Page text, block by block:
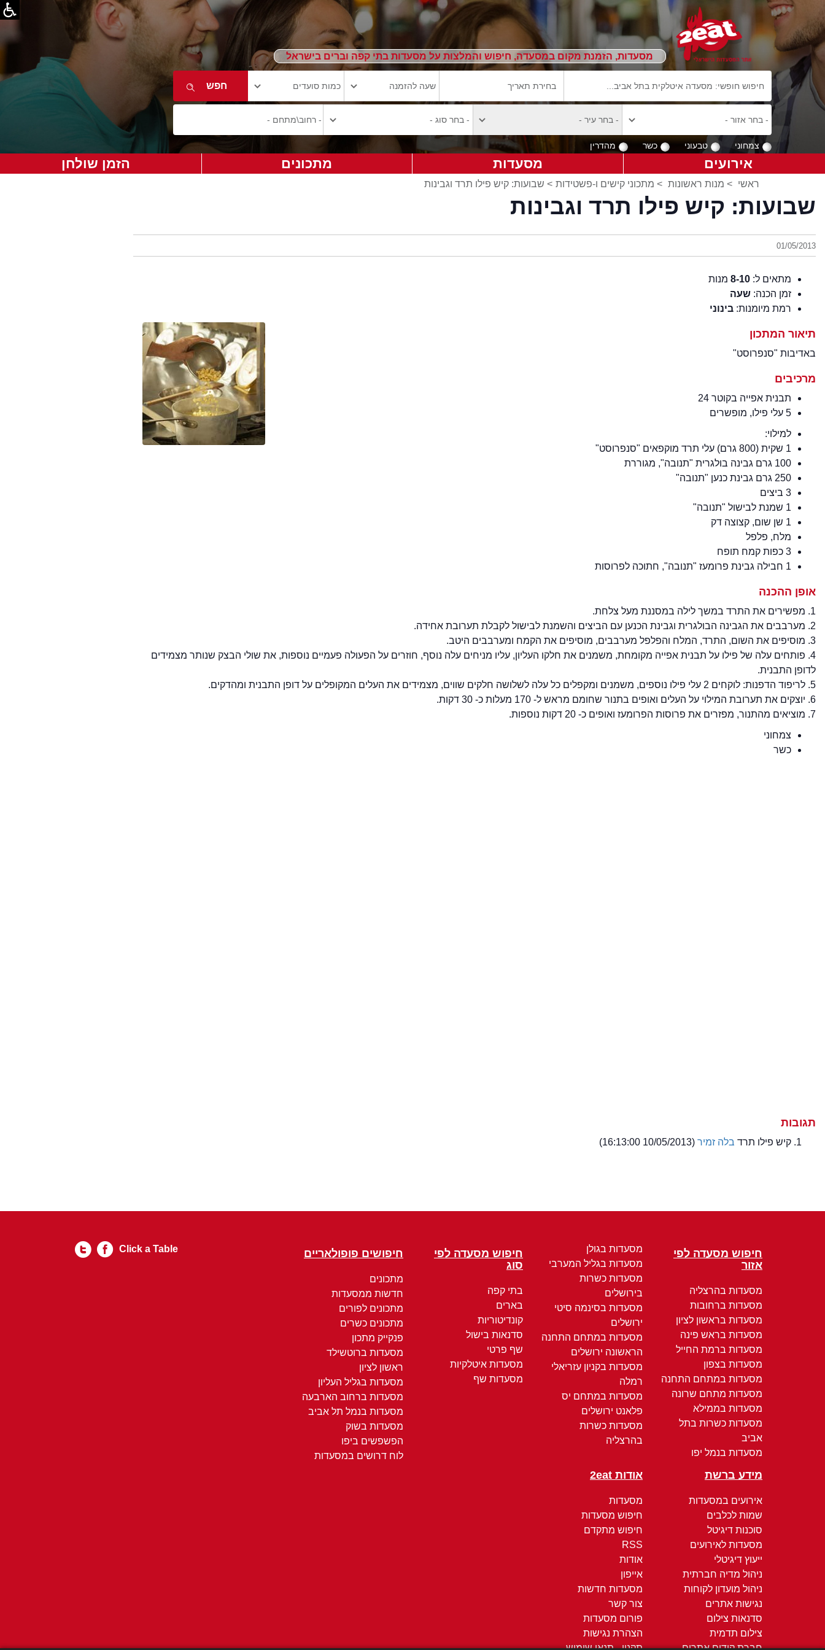
מסעדות, הזמנת מקום במסעדה, חיפוש והמלצות על מסעדות בתי קפה וברים בישראל
צמחוני טבעוני כשר מהדרין
אירועים מסעדות מתכונים הזמן שולחן
ראשי > מנות ראשונות > מתכוני קישים ו-פשטידות > שבועות: קיש פילו תרד וגבינות
שבועות: קיש פילו תרד וגבינות
01/05/2013
מתאים ל: 8-10 מנות
זמן הכנה: שעה
רמת מיומנות: בינוני
תיאור המתכון
באדיבות "סנפרוסט"
מרכיבים
תבנית אפייה בקוטר 24
5 עלי פילו, מופשרים
למילוי:
1 שקית (800 גרם) עלי תרד מוקפאים "סנפרוסט"
100 גרם גבינה בולגרית "תנובה", מגוררת
250 גרם גבינת כנען "תנובה"
3 ביצים
1 שמנת לבישול "תנובה"
1 שן שום, קצוצה דק
מלח, פלפל
3 כפות קמח תופח
1 חבילה גבינת פרומעז "תנובה", חתוכה לפרוסות
אופן ההכנה
1. מפשירים את התרד במשך לילה במסננת מעל צלחת.
2. מערבבים את הגבינה הבולגרית וגבינת הכנען עם הביצים והשמנת לבישול לקבלת תערובת אחידה.
3. מוסיפים את השום, התרד, המלח והפלפל מערבבים, מוסיפים את הקמח ומערבבים היטב.
4. פותחים עלה של פילו על תבנית אפייה מקומחת, משמנים את חלקו העליון, עליו מניחים עלה נוסף, חוזרים על הפעולה פעמיים נוספות, את שולי הבצק שנותר מצמידים
לדופן התבנית.
5. לריפוד הדפנות: לוקחים 2 עלי פילו נוספים, משמנים ומקפלים כל עלה לשלושה חלקים שווים, מצמידים את העלים המקופלים על דופן התבנית ומהדקים.
6. יוצקים את תערובת המילוי על העלים ואופים בתנור שחומם מראש ל- 170 מעלות כ- 30 דקות.
7. מוציאים מהתנור, מפזרים את פרוסות הפרומעז ואופים כ- 20 דקות נוספות.
צמחוני
כשר
תגובות
קיש פילו תרד בלה זמיר (10/05/2013 16:13:00)
חיפוש מסעדה לפי
אזור
מסעדות בהרצליה
מסעדות ברחובות
מסעדות בראשון לציון
מסעדות בראש פינה
מסעדות ברמת החייל
מסעדות בצפון
מסעדות במתחם התחנה
מסעדות מתחם שרונה
מסעדות בממילא
מסעדות כשרות בתל
אביב
מסעדות בנמל יפו
מסעדות בגולן
מסעדות בגליל המערבי
מסעדות כשרות
בירושלים
מסעדות בסינמה סיטי
ירושלים
מסעדות במתחם התחנה
הראשונה ירושלים
מסעדות בקניון עזריאלי
רמלה
מסעדות במתחם יס
פלאנט ירושלים
מסעדות כשרות
בהרצליה
חיפוש מסעדה לפי
סוג
בתי קפה
בארים
קונדיטוריות
סדנאות בישול
שף פרטי
מסעדות איטלקיות
מסעדות שף
חיפושים פופולאריים
מתכונים
חדשות ממסעדות
מתכונים לפורים
מתכונים כשרים
פנקייק מתכון
מסעדות ברוטשילד
ראשון לציון
מסעדות בגליל העליון
מסעדות ברחוב הארבעה
מסעדות בנמל תל אביב
מסעדות בשוק
הפשפשים ביפו
לוח דרושים במסעדות
מידע ברשת
אירועים במסעדות
שמות לכלבים
סוכנות דיגיטל
מסעדות לאירועים
ייעוץ דיגיטלי
ניהול מדיה חברתית
ניהול מועדון לקוחות
נגישות אתרים
סדנאות צילום
צילום תדמית
חברת קידום אתרים
אודות 2eat
מסעדות
חיפוש מסעדות
חיפוש מתקדם
RSS
אודות
אייפון
מסעדות חדשות
צור קשר
פורום מסעדות
הצהרת נגישות
תקנון - תנאי שימוש
Click a Table